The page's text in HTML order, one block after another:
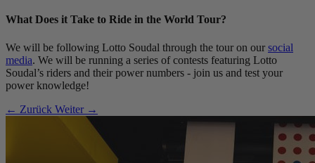
What Does it Take to Ride in the World Tour?
We will be following Lotto Soudal through the tour on our social
media. We will be running a series of contests featuring Lotto
Soudal’s riders and their power numbers - join us and test your
power knowledge!
← Zurück Weiter →